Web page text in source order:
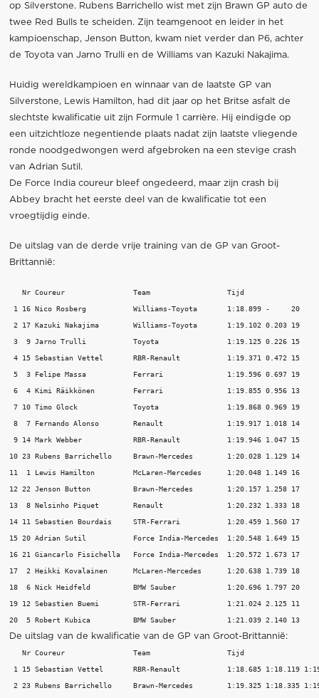
op Silverstone. Rubens Barrichello wist met zijn Brawn GP auto de
twee Red Bulls te scheiden. Zijn teamgenoot en leider in het
kampioenschap, Jenson Button, kwam niet verder dan P6, achter
de Toyota van Jarno Trulli en de Williams van Kazuki Nakajima.
Huidig wereldkampioen en winnaar van de laatste GP van
Silverstone, Lewis Hamilton, had dit jaar op het Britse asfalt de
slechtste kwalificatie uit zijn Formule 1 carrière. Hij eindigde op
een uitzichtloze negentiende plaats nadat zijn laatste vliegende
ronde noodgedwongen werd afgebroken na een stevige crash
van Adrian Sutil.
De Force India coureur bleef ongedeerd, maar zijn crash bij
Abbey bracht het eerste deel van de kwalificatie tot een
vroegtijdig einde.
De uitslag van de derde vrije training van de GP van Groot-
Brittannië:
   Nr Coureur                Team                  Tijd
1 16 Nico Rosberg           Williams-Toyota       1:18.899 -     20
2 17 Kazuki Nakajima        Williams-Toyota       1:19.102 0.203 19
3  9 Jarno Trulli           Toyota                1:19.125 0.226 15
4 15 Sebastian Vettel       RBR-Renault           1:19.371 0.472 15
5  3 Felipe Massa           Ferrari               1:19.596 0.697 19
6  4 Kimi Räikkönen         Ferrari               1:19.855 0.956 13
7 10 Timo Glock             Toyota                1:19.868 0.969 19
8  7 Fernando Alonso        Renault               1:19.917 1.018 14
9 14 Mark Webber            RBR-Renault           1:19.946 1.047 15
10 23 Rubens Barrichello     Brawn-Mercedes        1:20.028 1.129 14
11  1 Lewis Hamilton         McLaren-Mercedes      1:20.048 1.149 16
12 22 Jenson Button          Brawn-Mercedes        1:20.157 1.258 17
13  8 Nelsinho Piquet        Renault               1:20.232 1.333 18
14 11 Sebastien Bourdais     STR-Ferrari           1:20.459 1.560 17
15 20 Adrian Sutil           Force India-Mercedes  1:20.548 1.649 15
16 21 Giancarlo Fisichella   Force India-Mercedes  1:20.572 1.673 17
17  2 Heikki Kovalainen      McLaren-Mercedes      1:20.638 1.739 18
18  6 Nick Heidfeld          BMW Sauber            1:20.696 1.797 20
19 12 Sebastien Buemi        STR-Ferrari           1:21.024 2.125 11
20  5 Robert Kubica          BMW Sauber            1:21.039 2.140 13
De uitslag van de kwalificatie van de GP van Groot-Brittannië:
   Nr Coureur                Team                  Tijd
1 15 Sebastian Vettel       RBR-Renault           1:18.685 1:18.119
2 23 Rubens Barrichello     Brawn-Mercedes        1:19.325 1:18.335